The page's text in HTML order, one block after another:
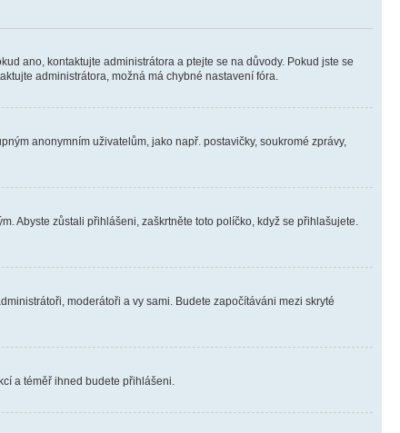
ano, kontaktujte administrátora a ptejte se na důvody. Pokud jste se
administrátora, možná má chybné nastavení fóra.
anonymním uživatelům, jako např. postavičky, soukromé zprávy,
Abyste zůstali přihlášeni, zaškrtněte toto políčko, když se přihlašujete.
moderátoři a vy sami. Budete započítáváni mezi skryté
a téměř ihned budete přihlášeni.